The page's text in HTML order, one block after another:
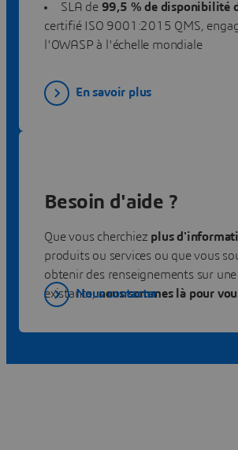
SLA de 99,5 % de disponibilité
certifié ISO 9001:2015 QMS,
l'OWASP à l'échelle mondiale
En savoir plus
Besoin d'aide ?
Que vous cherchiez plus
produits ou services ou que vous
obtenir des renseignements sur
existante,nous sommes là pour
Nous contacter